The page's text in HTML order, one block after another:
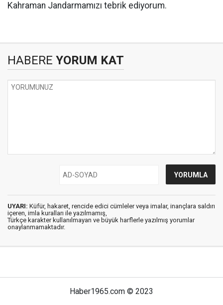
Kahraman Jandarmamızı tebrik ediyorum.
HABERE YORUM KAT
UYARI: Küfür, hakaret, rencide edici cümleler veya imalar, inançlara saldırı
içeren, imla kuralları ile yazılmamış,
Türkçe karakter kullanılmayan ve büyük harflerle yazılmış yorumlar
onaylanmamaktadır.
Haber1965.com © 2023